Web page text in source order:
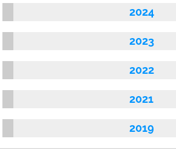
2024
2023
2022
2021
2019